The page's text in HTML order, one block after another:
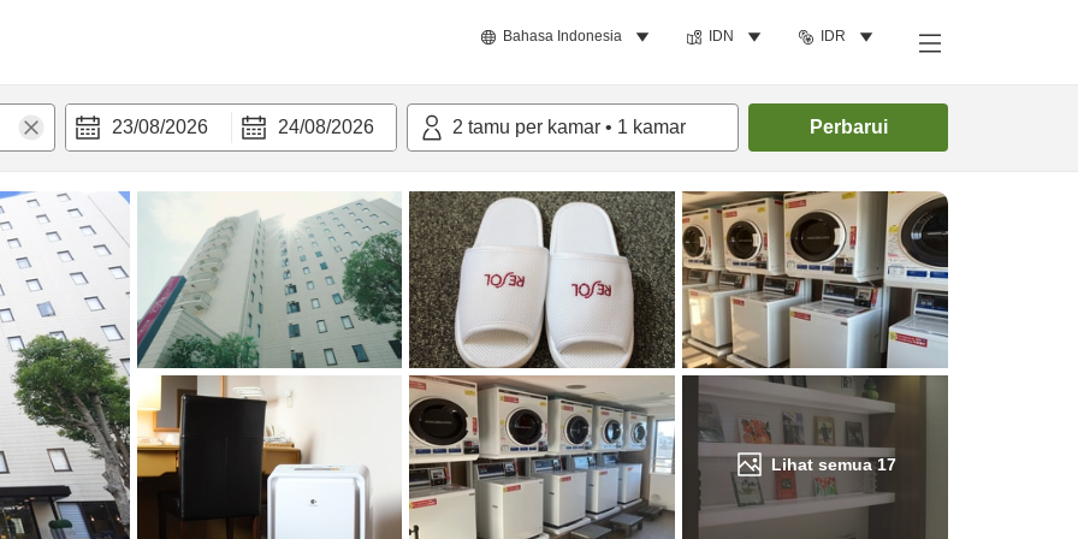
Bahasa Indonesia IDN IDR
23/08/2026 24/08/2026 2 tamu per kamar • 1 kamar Perbarui
Lihat semua17
Cari kamar